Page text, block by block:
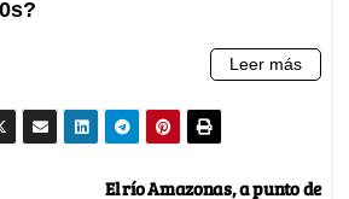
El río Amazonas, a punto de